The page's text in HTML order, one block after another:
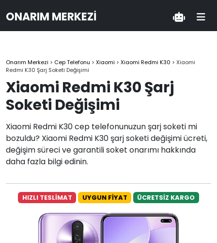
ONARIM MERKEZI
Onarım Merkezi > Cep Telefonu > Xiaomi > Xiaomi Redmi K30 > Xiaomi
Redmi K30 Şarj Soketi Değişimi
Xiaomi Redmi K30 Şarj
Soketi Değişimi
Xiaomi Redmi K30 cep telefonunuzun şarj soketi mi
bozuldu? Xiaomi Redmi K30 şarj soketi değişimi ücreti,
değişim süreci ve garantili soket onarımı hakkında
daha fazla bilgi edinin.
HIZLI TESLİMAT UYGUN FİYAT ÜCRETSİZ KARGO